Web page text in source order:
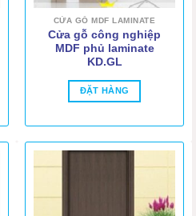
CỬA GỖ MDF LAMINATE
Cửa gỗ công nghiệp
MDF phủ laminate
KD.GL
ĐẶT HÀNG